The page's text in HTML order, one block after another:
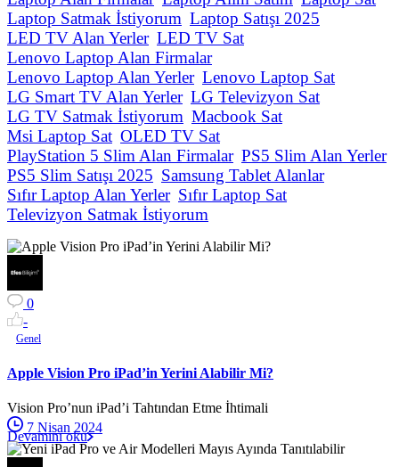
Laptop Satmak İstiyorum Laptop Satışı 2025
LED TV Alan Yerler LED TV Sat
Lenovo Laptop Alan Firmalar
Lenovo Laptop Alan Yerler Lenovo Laptop Sat
LG Smart TV Alan Yerler LG Televizyon Sat
LG TV Satmak İstiyorum Macbook Sat
Msi Laptop Sat OLED TV Sat
PlayStation 5 Slim Alan Firmalar PS5 Slim Alan Yerler
PS5 Slim Satışı 2025 Samsung Tablet Alanlar
Sıfır Laptop Alan Yerler Sıfır Laptop Sat
Televizyon Satmak İstiyorum
0
-
Genel
Apple Vision Pro iPad’in Yerini Alabilir Mi?
Vision Pro’nun iPad’i Tahtından Etme İhtimali
7 Nisan 2024
Devamını oku